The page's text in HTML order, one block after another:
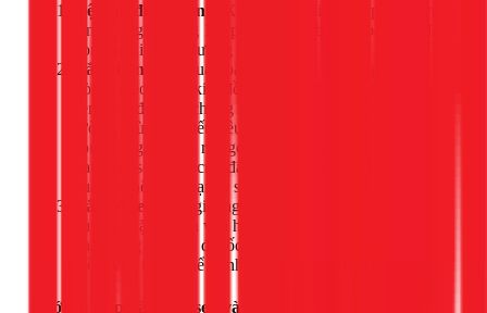
Vệ sinh đường ống:
Xả nước ở hai đầu cấp nóng và
lạnh trong khoảng 1-2 phút để loại bỏ cặn bẩn, sỏi đá
còn sót lại trong đường ống.
Lắp chân sen:
Quấn băng keo non (khoảng 10-15
vòng) theo chiều kim đồng hồ vào đầu ren của hai chân
sen. Sau đó, vặn chúng vào hai đầu chờ cấp nước trên
tường. Dùng mỏ lết điều chỉnh sao cho hai chân sen
song song, hướng ra ngoài và khoảng cách giữa tâm
hai chân sen là 15cm (đây là khoảng cách tiêu chuẩn
của hầu hết các loại củ sen).
Lắp củ sen:
Đặt gioăng cao su vào hai đầu kết nối của
củ sen. Đặt củ sen vào hai chân sen và dùng mỏ lết siết
chặt đồng thời hai đai ốc. Lưu ý: Lót một miếng khăn
mềm vào mỏ lết để tránh làm trầy lớp mạ của thiết bị.
Bước 3: Lắp đặt thân sen và bát sen trần